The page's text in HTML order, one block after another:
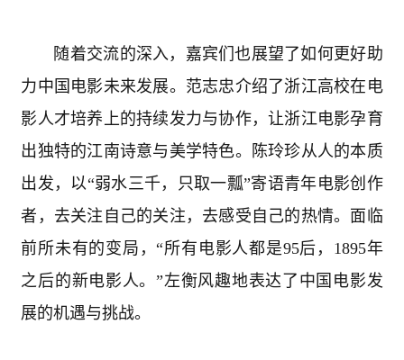
随着交流的深入，嘉宾们也展望了如何更好助
力中国电影未来发展。范志忠介绍了浙江高校在电
影人才培养上的持续发力与协作，让浙江电影孕育
出独特的江南诗意与美学特色。陈玲珍从人的本质
出发，以“弱水三千，只取一瓢”寄语青年电影创作
者，去关注自己的关注，去感受自己的热情。面临
前所未有的变局，“所有电影人都是95后， 1895年
之后的新电影人。”左衡风趣地表达了中国电影发
展的机遇与挑战。